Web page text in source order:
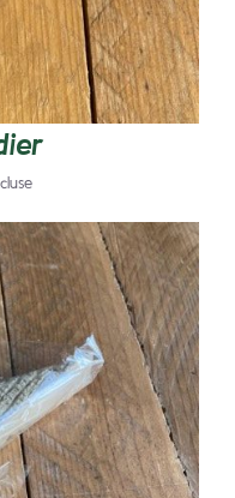
/ DÉTAILS